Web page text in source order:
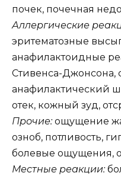
почек, почечная
Аллергические
эритематозные
анафилактоидные
Стивенса-Джонсона,
анафилактический
отек, кожный зуд,
Прочие:ощущение
озноб, потливость,
болевые ощущения,
Местные реакции: